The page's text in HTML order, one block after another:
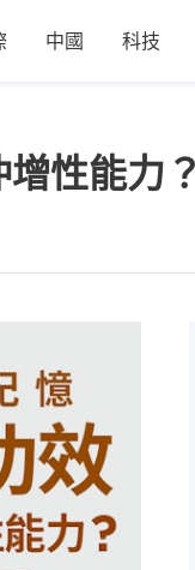
中國 科技
性能力